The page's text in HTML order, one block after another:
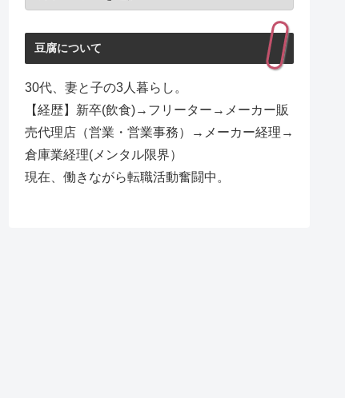
豆腐について
30代、妻と子の3人暮らし。
【経歴】新卒(飲食)→フリーター→メーカー販
売代理店（営業・営業事務）→メーカー経理→
倉庫業経理(メンタル限界）
現在、働きながら転職活動奮闘中。